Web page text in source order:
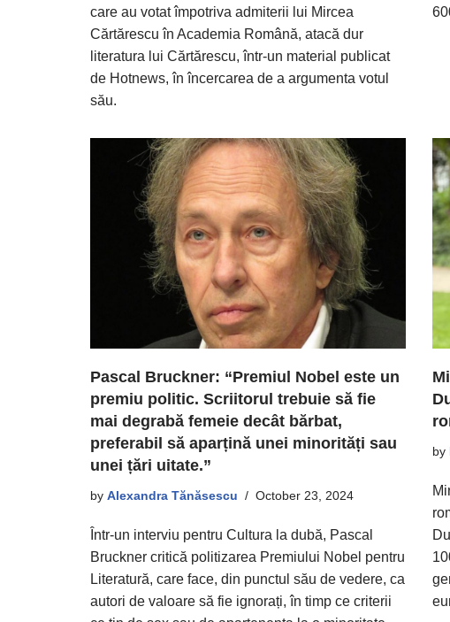
care au votat împotriva admiterii lui Mircea
Cărtărescu în Academia Română, atacă dur
literatura lui Cărtărescu, într-un material publicat
de Hotnews, în încercarea de a argumenta votul
său.
Pascal Bruckner: “Premiul Nobel este un
premiu politic. Scriitorul trebuie să fie
mai degrabă femeie decât bărbat,
preferabil să aparțină unei minorități sau
unei țări uitate.”
by Alexandra Tănăsescu October 23, 2024
Într-un interviu pentru Cultura la dubă, Pascal
Bruckner critică politizarea Premiului Nobel pentru
Literatură, care face, din punctul său de vedere, ca
autori de valoare să fie ignorați, în timp ce criterii
by